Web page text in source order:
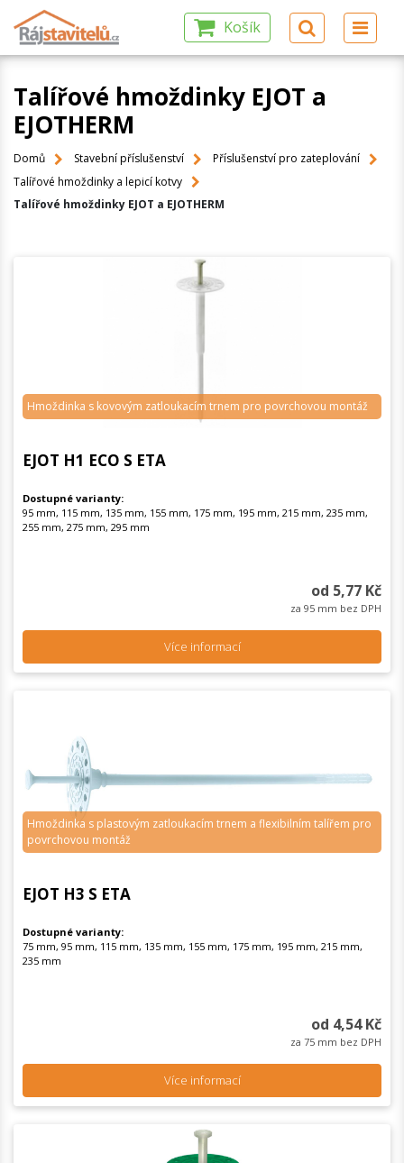
Košík
Talířové hmoždinky EJOT a
EJOTHERM
Domů Stavební příslušenství
Příslušenství pro zateplování
Talířové hmoždinky a lepicí kotvy
Talířové hmoždinky EJOT a EJOTHERM
Hmoždinka s kovovým zatloukacím trnem pro povrchovou montáž
EJOT H1 ECO S ETA
Dostupné varianty:
95 mm, 115 mm, 135 mm, 155 mm, 175 mm, 195 mm, 215 mm, 235 mm,
255 mm, 275 mm, 295 mm
od 5,77 Kč
za 95 mm bez DPH
Více informací
Hmoždinka s plastovým zatloukacím trnem a flexibilním talířem pro
povrchovou montáž
EJOT H3 S ETA
Dostupné varianty:
75 mm, 95 mm, 115 mm, 135 mm, 155 mm, 175 mm, 195 mm, 215 mm,
235 mm
od 4,54 Kč
za 75 mm bez DPH
Více informací